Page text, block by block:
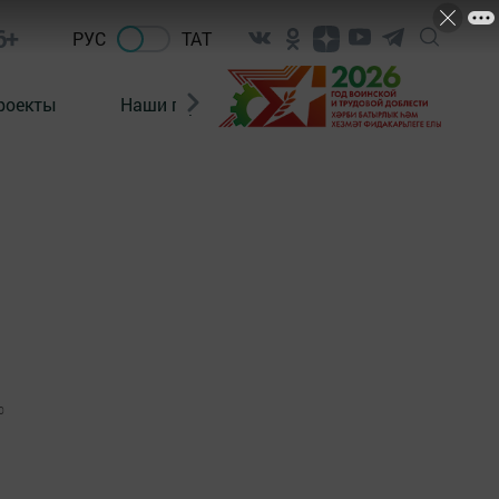
РУС ТАТ
Наши герои Нормативно-правовые